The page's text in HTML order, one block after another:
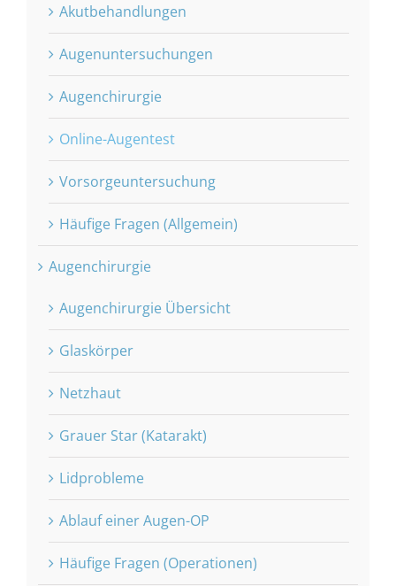
Akutbehandlungen
Augenuntersuchungen
Augenchirurgie
Online-Augentest
Vorsorgeuntersuchung
Häufige Fragen (Allgemein)
Augenchirurgie
Augenchirurgie Übersicht
Glaskörper
Netzhaut
Grauer Star (Katarakt)
Lidprobleme
Ablauf einer Augen-OP
Häufige Fragen (Operationen)